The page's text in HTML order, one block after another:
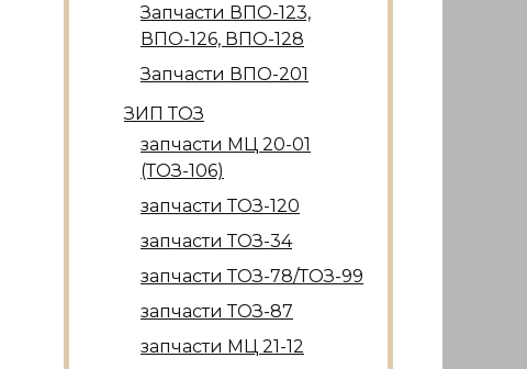
Запчасти ВПО-123,
ВПО-126, ВПО-128
Запчасти ВПО-201
ЗИП ТОЗ
запчасти МЦ 20-01
(ТОЗ-106)
запчасти ТОЗ-120
запчасти ТОЗ-34
запчасти ТОЗ-78/ТОЗ-99
запчасти ТОЗ-87
запчасти МЦ 21-12